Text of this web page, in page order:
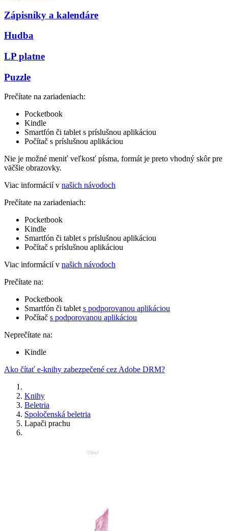
Zápisníky a kalendáre
Hudba
LP platne
Puzzle
Prečítate na zariadeniach:
Pocketbook
Kindle
Smartfón či tablet s príslušnou aplikáciou
Počítač s príslušnou aplikáciou
Nie je možné meniť veľkosť písma, formát je preto vhodný skôr pre
väčšie obrazovky.
Viac informácií v našich návodoch
Prečítate na zariadeniach:
Pocketbook
Kindle
Smartfón či tablet s príslušnou aplikáciou
Počítač s príslušnou aplikáciou
Viac informácií v našich návodoch
Prečítate na:
Pocketbook
Smartfón či tablet s podporovanou aplikáciou
Počítač s podporovanou aplikáciou
Neprečítate na:
Kindle
Ako čítať e-knihy zabezpečené cez Adobe DRM?
Knihy
Beletria
Spoločenská beletria
Lapači prachu